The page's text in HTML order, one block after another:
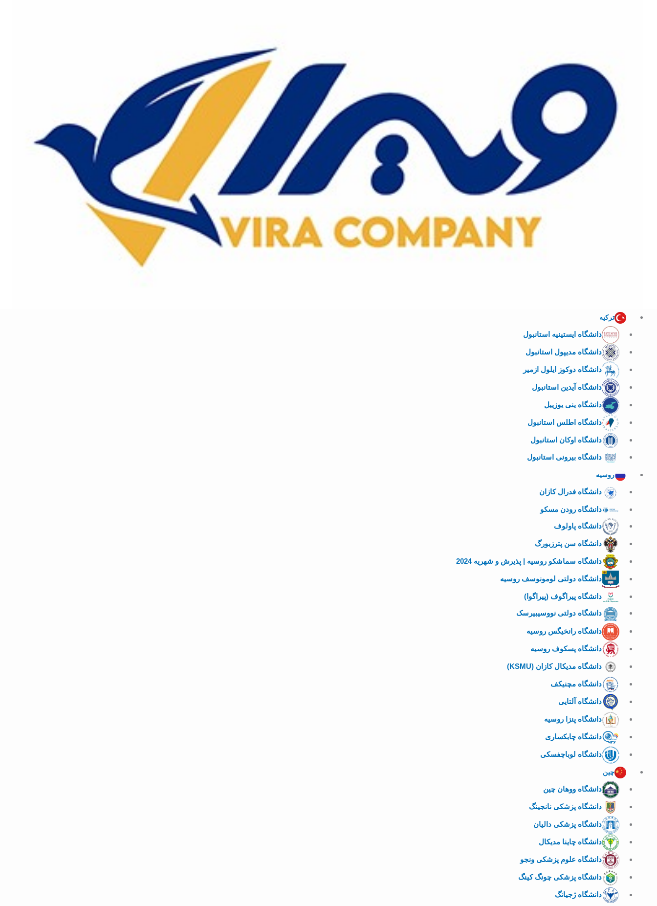
ترکیه
دانشگاه ایستینیه استانبول
دانشگاه مدیپول استانبول
دانشگاه دوکوز ایلول ازمیر
دانشگاه آیدین استانبول
دانشگاه ینی یوزییل
دانشگاه اطلس استانبول
دانشگاه اوکان استانبول
دانشگاه بیرونی استانبول
روسیه
دانشگاه فدرال کازان
دانشگاه رودن مسکو
دانشگاه پاولوف
دانشگاه سن پترزبورگ
دانشگاه سماشکو روسیه | پذیرش و شهریه 2024
دانشگاه دولتی لومونوسف روسیه
دانشگاه پیراگوف (پیراگوا)
دانشگاه دولتی نووسیبیرسک
دانشگاه رانخیگس روسیه
دانشگاه پسکوف روسیه
دانشگاه مدیکال کازان (KSMU)
دانشگاه مچنیکف
دانشگاه آلتایی
دانشگاه پنزا روسیه
دانشگاه چابکساری
دانشگاه لوباچفسکی
چین
دانشگاه ووهان چین
دانشگاه پزشکی نانجینگ
دانشگاه پزشکی دالیان
دانشگاه چاینا مدیکال
دانشگاه علوم پزشکی ونجو
دانشگاه پزشکی چونگ کینگ
دانشگاه ژجیانگ